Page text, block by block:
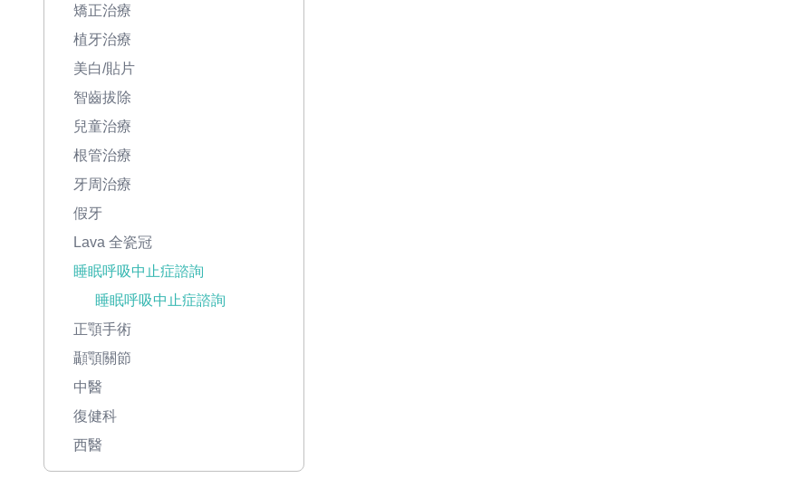
矯正治療
植牙治療
美白/貼片
智齒拔除
兒童治療
根管治療
牙周治療
假牙
Lava 全瓷冠
睡眠呼吸中止症諮詢
睡眠呼吸中止症諮詢
正顎手術
顳顎關節
中醫
復健科
西醫